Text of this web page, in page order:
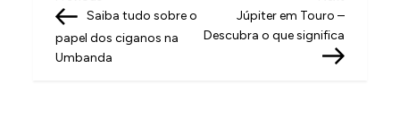
a
v
Post
Saiba tudo sobre o
papel dos ciganos na
Umbanda
Post
Júpiter em Touro –
Descubra o que significa